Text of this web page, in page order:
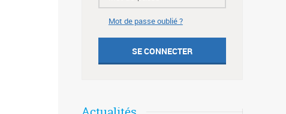
Mot de passe oublié ?